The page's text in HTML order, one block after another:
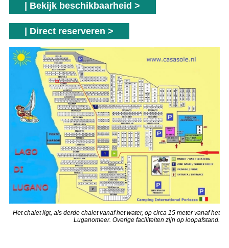
| Bekijk beschikbaarheid >
| Direct reserveren >
Het chalet ligt, als derde chalet vanaf het water, op circa 15 meter vanaf het
Luganomeer. Overige faciliteiten zijn op loopafstand.